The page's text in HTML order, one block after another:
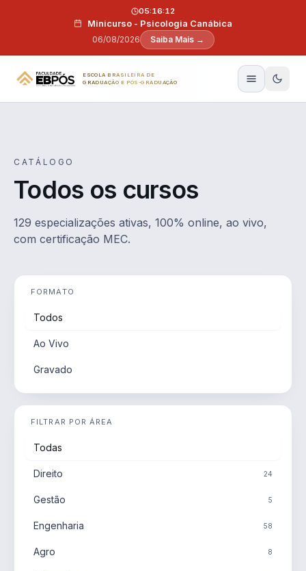
Minicurso - Psicologia Canábica
06/08/2026
05:16:11
Saiba Mais →
ESCOLA BRASILEIRA DE
GRADUAÇÃO E PÓS-GRADUAÇÃO
CATÁLOGO
Todos os cursos
129 especializações ativas, 100% online, ao vivo,
com certificação MEC.
FORMATO
Todos
Ao Vivo
Gravado
FILTRAR POR ÁREA
Todas
Direito 24
Gestão 5
Engenharia 58
Agro 8